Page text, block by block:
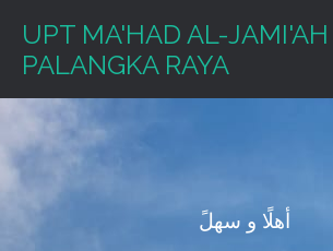
UPT MA'HAD AL-JAMI'AH
PALANGKA RAYA
أهلًا و سهلً